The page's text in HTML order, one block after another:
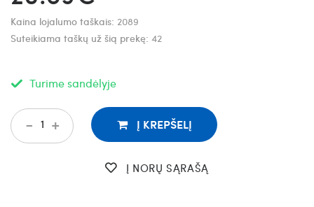
Kaina lojalumo taškais: 2089
Suteikiama taškų už šią prekę: 42
Turime sandėlyje
+
- Į KREPŠELĮ
Į NORŲ SĄRAŠĄ